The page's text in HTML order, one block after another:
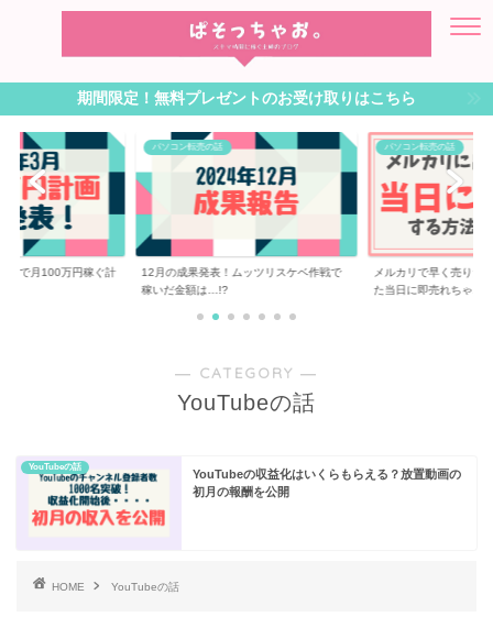
期間限定！無料プレゼントのお受け取りはこちら
売で月100万円稼ぐ計
パソコン転売の話
12月の成果発表！ムッツリスケベ作戦で
稼いだ金額は…!?
パソコン転売の話
メルカリで早く売りた
た当日に即売れちゃ...
― CATEGORY ―
YouTubeの話
YouTubeの話
YouTubeの収益化はいくらもらえる？放置動画の
初月の報酬を公開
HOME YouTubeの話